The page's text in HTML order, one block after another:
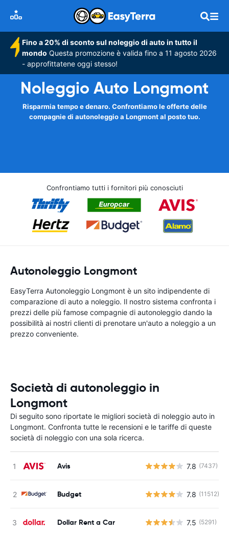
Fino a 20% di sconto sul noleggio di auto in tutto il
mondo Questa promozione è valida fino a 11 agosto 2026
- approfittatene oggi stesso!
Noleggio Auto Longmont
Risparmia tempo e denaro. Confrontiamo le offerte delle
compagnie di autonoleggio a Longmont al posto tuo.
Confrontiamo tutti i fornitori più conosciuti
Autonoleggio Longmont
EasyTerra Autonoleggio Longmont è un sito indipendente di
comparazione di auto a noleggio. Il nostro sistema confronta i
prezzi delle più famose compagnie di autonoleggio dando la
possibilità ai nostri clienti di prenotare un'auto a noleggio a un
prezzo conveniente.
Società di autonoleggio in
Longmont
Di seguito sono riportate le migliori società di noleggio auto in
Longmont. Confronta tutte le recensioni e le tariffe di queste
società di noleggio con una sola ricerca.
Avis 7.8 (7437)
Budget 7.8 (11512)
Dollar Rent a Car 7.5 (5291)